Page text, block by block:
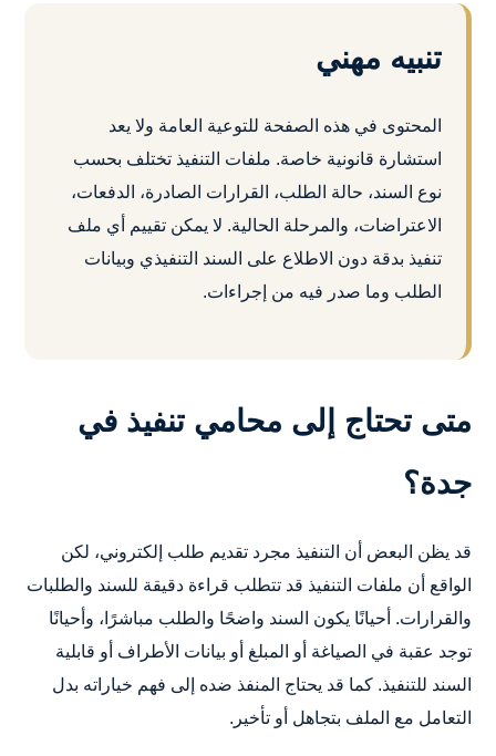
تنبيه مهني
المحتوى في هذه الصفحة للتوعية العامة ولا يعد
استشارة قانونية خاصة. ملفات التنفيذ تختلف بحسب
نوع السند، حالة الطلب، القرارات الصادرة، الدفعات،
الاعتراضات، والمرحلة الحالية. لا يمكن تقييم أي ملف
تنفيذ بدقة دون الاطلاع على السند التنفيذي وبيانات
الطلب وما صدر فيه من إجراءات.
متى تحتاج إلى محامي تنفيذ في
جدة؟
قد يظن البعض أن التنفيذ مجرد تقديم طلب إلكتروني، لكن
الواقع أن ملفات التنفيذ قد تتطلب قراءة دقيقة للسند والطلبات
والقرارات. أحيانًا يكون السند واضحًا والطلب مباشرًا، وأحيانًا
توجد عقبة في الصياغة أو المبلغ أو بيانات الأطراف أو قابلية
السند للتنفيذ. كما قد يحتاج المنفذ ضده إلى فهم خياراته بدل
التعامل مع الملف بتجاهل أو تأخير.